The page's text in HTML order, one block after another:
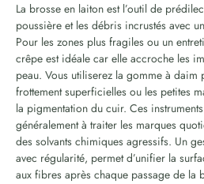
La brosse en laiton est l’outil de
poussière et les débris incrustés avec
Pour les zones plus fragiles ou un
crêpe est idéale car elle accroche les
peau. Vous utiliserez la gomme à daim
frottement superficielles ou les petites
la pigmentation du cuir. Ces
généralement à traiter les marques
des solvants chimiques agressifs. Un
avec régularité, permet d’unifier la
aux fibres après chaque passage de la